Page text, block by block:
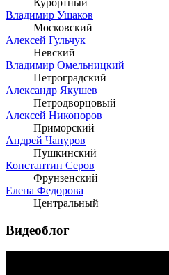
Курортный
Владимир Ушаков
Московский
Алексей Гульчук
Невский
Владимир Омельницкий
Петроградский
Александр Якушев
Петродворцовый
Алексей Никоноров
Приморский
Андрей Чапуров
Пушкинский
Константин Серов
Фрунзенский
Елена Федорова
Центральный
Видеоблог